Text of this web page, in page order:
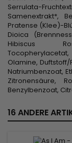
Serrulata-
Samenextrakt*,
Pratense (Klee)-
Dioica
Hibiscus
Olamine,
Natriumbenzoat,
Zitronensäure,
Benzylbenzoat,
16 ANDERE